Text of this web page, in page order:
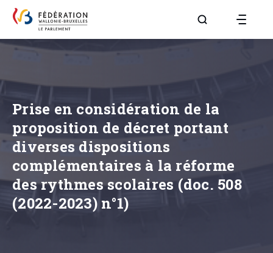
Aller à la page
Prise en considération de la
proposition de décret portant
diverses dispositions
complémentaires à la réforme
des rythmes scolaires (doc. 508
(2022-2023) n°1)